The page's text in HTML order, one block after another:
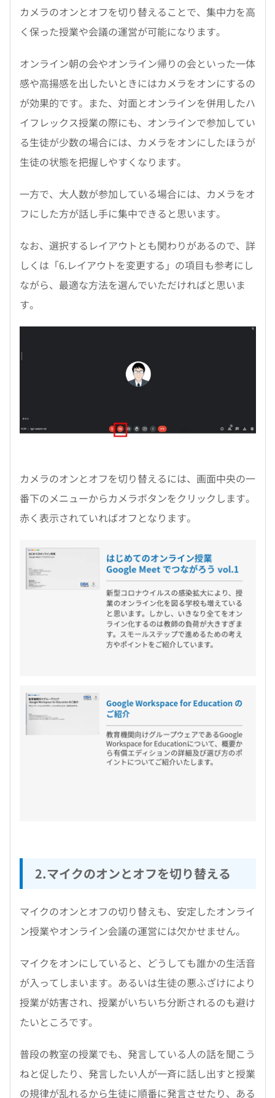
カメラのオンとオフを切り替えることで、集中力を高
く保った授業や会議の運営が可能になります。
オンライン朝の会やオンライン帰りの会といった一体
感や高揚感を出したいときにはカメラをオンにするの
が効果的です。また、対面とオンラインを併用したハ
イフレックス授業の際にも、オンラインで参加してい
る生徒が少数の場合には、カメラをオンにしたほうが
生徒の状態を把握しやすくなります。
一方で、大人数が参加している場合には、カメラをオ
フにした方が話し手に集中できると思います。
なお、選択するレイアウトとも関わりがあるので、詳
しくは「6.レイアウトを変更する」の項目も参考にし
ながら、最適な方法を選んでいただければと思いま
す。
カメラのオンとオフを切り替えるには、画面中央の一
番下のメニューからカメラボタンをクリックします。
赤く表示されていればオフとなります。
2.マイクのオンとオフを切り替える
マイクのオンとオフの切り替えも、安定したオンライ
ン授業やオンライン会議の運営には欠かせません。
マイクをオンにしていると、どうしても誰かの生活音
が入ってしまいます。あるいは生徒の悪ふざけにより
授業が妨害され、授業がいちいち分断されるのも避け
たいところです。
普段の教室の授業でも、発言している人の話を聞こう
ねと促したり、発言したい人が一斉に話し出すと授業
の規律が乱れるから生徒に順番に発言させたり、ある